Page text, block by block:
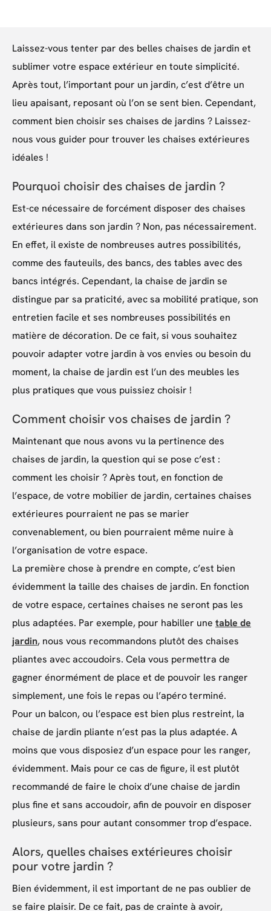
Laissez-vous tenter par des belles chaises de jardin et
sublimer votre espace extérieur en toute simplicité.
Après tout, l’important pour un jardin, c’est d’être un
lieu apaisant, reposant où l’on se sent bien. Cependant,
comment bien choisir ses chaises de jardins ? Laissez-
nous vous guider pour trouver les chaises extérieures
idéales !
Pourquoi choisir des chaises de jardin ?
Est-ce nécessaire de forcément disposer des chaises
extérieures dans son jardin ? Non, pas nécessairement.
En effet, il existe de nombreuses autres possibilités,
comme des fauteuils, des bancs, des tables avec des
bancs intégrés. Cependant, la chaise de jardin se
distingue par sa praticité, avec sa mobilité pratique, son
entretien facile et ses nombreuses possibilités en
matière de décoration. De ce fait, si vous souhaitez
pouvoir adapter votre jardin à vos envies ou besoin du
moment, la chaise de jardin est l’un des meubles les
plus pratiques que vous puissiez choisir !
Comment choisir vos chaises de jardin ?
Maintenant que nous avons vu la pertinence des
chaises de jardin, la question qui se pose c’est :
comment les choisir ? Après tout, en fonction de
l’espace, de votre mobilier de jardin, certaines chaises
extérieures pourraient ne pas se marier
convenablement, ou bien pourraient même nuire à
l’organisation de votre espace.
La première chose à prendre en compte, c’est bien
évidemment la taille des chaises de jardin. En fonction
de votre espace, certaines chaises ne seront pas les
plus adaptées. Par exemple, pour habiller une table de
jardin, nous vous recommandons plutôt des chaises
pliantes avec accoudoirs. Cela vous permettra de
gagner énormément de place et de pouvoir les ranger
simplement, une fois le repas ou l’apéro terminé.
Pour un balcon, ou l’espace est bien plus restreint, la
chaise de jardin pliante n’est pas la plus adaptée. A
moins que vous disposiez d’un espace pour les ranger,
évidemment. Mais pour ce cas de figure, il est plutôt
recommandé de faire le choix d’une chaise de jardin
plus fine et sans accoudoir, afin de pouvoir en disposer
plusieurs, sans pour autant consommer trop d’espace.
Alors, quelles chaises extérieures choisir
pour votre jardin ?
Bien évidemment, il est important de ne pas oublier de
se faire plaisir. De ce fait, pas de crainte à avoir,